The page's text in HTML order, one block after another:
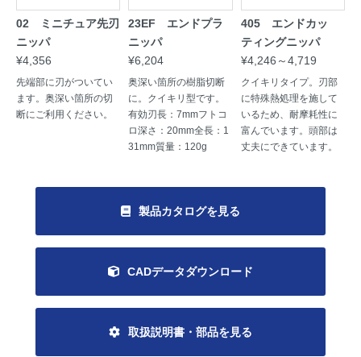
02 ミニチュア先刃
ニッパ
¥4,356
先端部に刃がついてい
ます。奥深い箇所の切
断にご利用ください。
23EF エンドプラ
ニッパ
¥6,204
奥深い箇所の樹脂切断
に。クイキリ型です。
有効刃長：7mmフトコ
ロ深さ：20mm全長：1
31mm質量：120g
405 エンドカッ
ティングニッパ
¥4,246～4,719
クイキリタイプ。刃部
に特殊熱処理を施して
いるため、耐摩耗性に
富んでいます。頭部は
丈夫にできています。
製品カタログを見る
CADデータダウンロード
取扱説明書・部品を見る